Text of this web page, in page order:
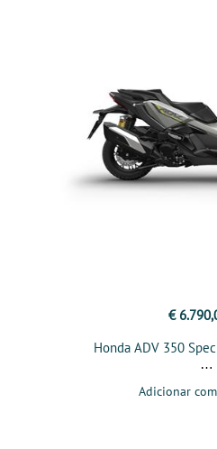
€
Honda ADV 350
Adicionar